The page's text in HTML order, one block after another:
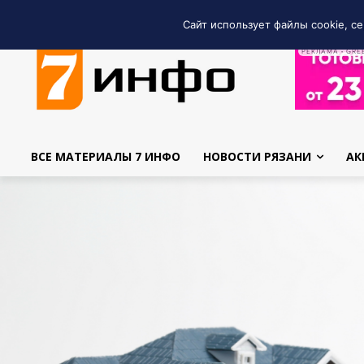
РЕКЛАМА •
ВСЕ МАТЕРИАЛЫ 7 ИНФО НОВОСТИ РЯЗАНИ
Сайт использует файлы cookie,